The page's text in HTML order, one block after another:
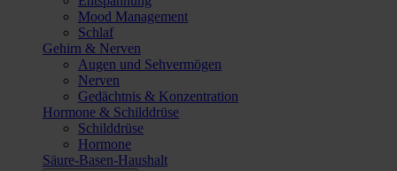
Mood Management
Schlaf
Gehirn & Nerven
Augen und Sehvermögen
Nerven
Gedächtnis & Konzentration
Hormone & Schilddrüse
Schilddrüse
Hormone
Säure-Basen-Haushalt